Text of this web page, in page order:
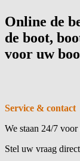
Online de
de boot,
voor uw
Service & contact
We staan 24/7
Stel uw vraag